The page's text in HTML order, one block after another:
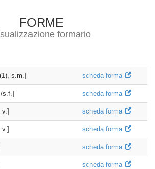
FORME
formario
s.m.] scheda forma
s.f.] scheda forma
v.] scheda forma
v.] scheda forma
scheda forma
scheda forma